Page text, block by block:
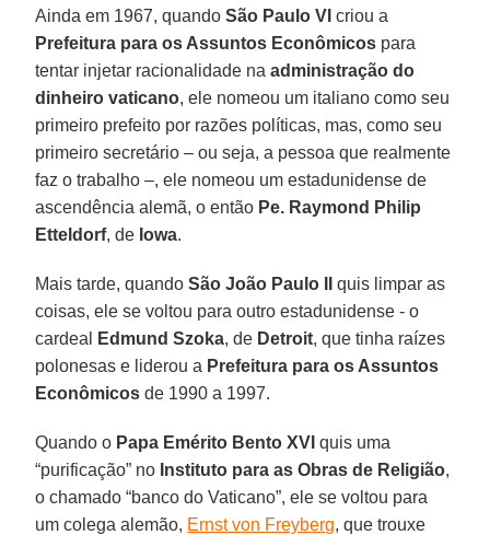
Ainda em 1967, quandoSão Paulo VI criou a
Prefeitura para os Assuntos Econômicos para
tentar injetar racionalidade naadministração do
dinheiro vaticano, ele nomeou um italiano como seu
primeiro prefeito por razões políticas, mas, como seu
primeiro secretário – ou seja, a pessoa que realmente
faz o trabalho –, ele nomeou um estadunidense de
ascendência alemã, o então Pe. Raymond Philip
Etteldorf, de Iowa.
Mais tarde, quando São João Paulo II
quis limpar as
coisas, ele se voltou para outro estadunidense - o
cardeal
Edmund Szoka, de Detroit, que tinha raízes
polonesas e liderou a Prefeitura para os Assuntos
Econômicos de 1990 a 1997.
Quando o Papa Emérito Bento XVI quis uma
“purificação” no Instituto para as Obras de Religião,
o chamado “banco do Vaticano”, ele se voltou para
um colega alemão, Ernst von Freyberg, que trouxe